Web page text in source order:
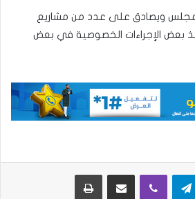
ويصادق على عدد من مشاريع
بعض الإجراءات الخصوصية في بعض
تيلقرام ڤايبر مشاركة عبر البريد طباعة